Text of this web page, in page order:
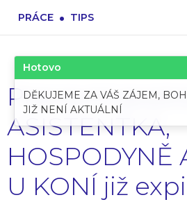
PRÁCE . TIPS
Pracovní
ASISTENTKA,
HOSPODYNĚ
U KONÍ již
Hotovo
DĚKUJEME ZA VÁŠ ZÁJEM,
JIŽ NENÍ AKTUÁLNÍ